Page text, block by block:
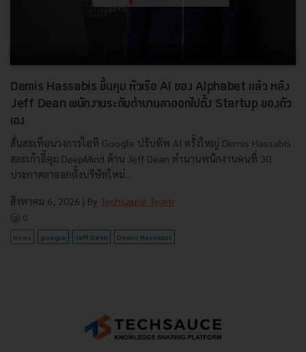
Demis Hassabis ขึ้นคุม หัวเรือ AI ของ Alphabet แล้ว หลัง
Jeff Dean พนักงานระดับตำนานลาออกไปตั้ง Startup ของตัว
เอง
สั่นสะเทือนวงการไอที Google ปรับทัพ AI ครั้งใหญ่ Demis Hassabis
สละเก้าอี้คุม DeepMind ด้าน Jeff Dean ตำนานพนักงานคนที่ 30
ประกาศลาออกตั้งบริษัทใหม่...
สิงหาคม 6, 2026 | By Techsauce Team
0
News google Jeff Dean Demis Hassabis